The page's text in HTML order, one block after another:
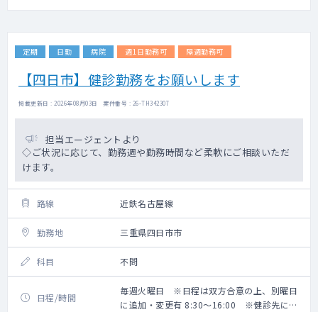
定期 日勤 病院 週1日勤務可 隔週勤務可
【四日市】健診勤務をお願いします
掲載更新日 : 2026年08月03日 案件番号 : 26-TH342307
担当エージェントより
◇ご状況に応じて、勤務週や勤務時間など柔軟にご相談いただ
けます。
路線 近鉄名古屋線
勤務地 三重県四日市市
科目 不問
日程/時間
毎週火曜日 ※日程は双方合意の上、別曜日
に追加・変更有 8:30～16:00 ※健診先によ